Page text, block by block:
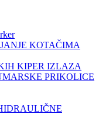
KOTAČIMA
KIPER IZLAZA
PRIKOLICE